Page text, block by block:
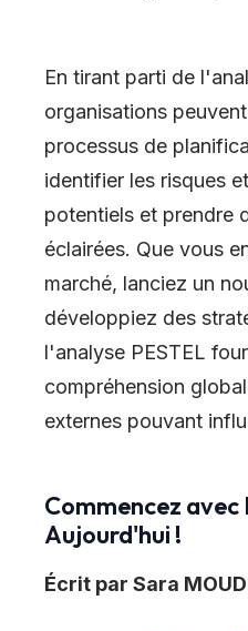
En tirant parti de l'
organisations
processus de
identifier les risques
potentiels et prendre
éclairées. Que vous
marché, lanciez un
développiez des
l'analyse PESTEL
compréhension
externes pouvant
Commencez avec
Aujourd'hui !
Écrit par Sara